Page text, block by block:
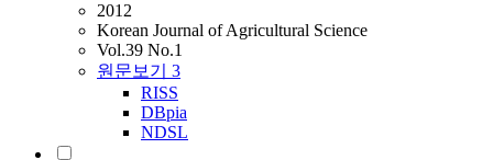
2012
Korean Journal of Agricultural Science
Vol.39 No.1
원문보기 3
RISS
DBpia
NDSL